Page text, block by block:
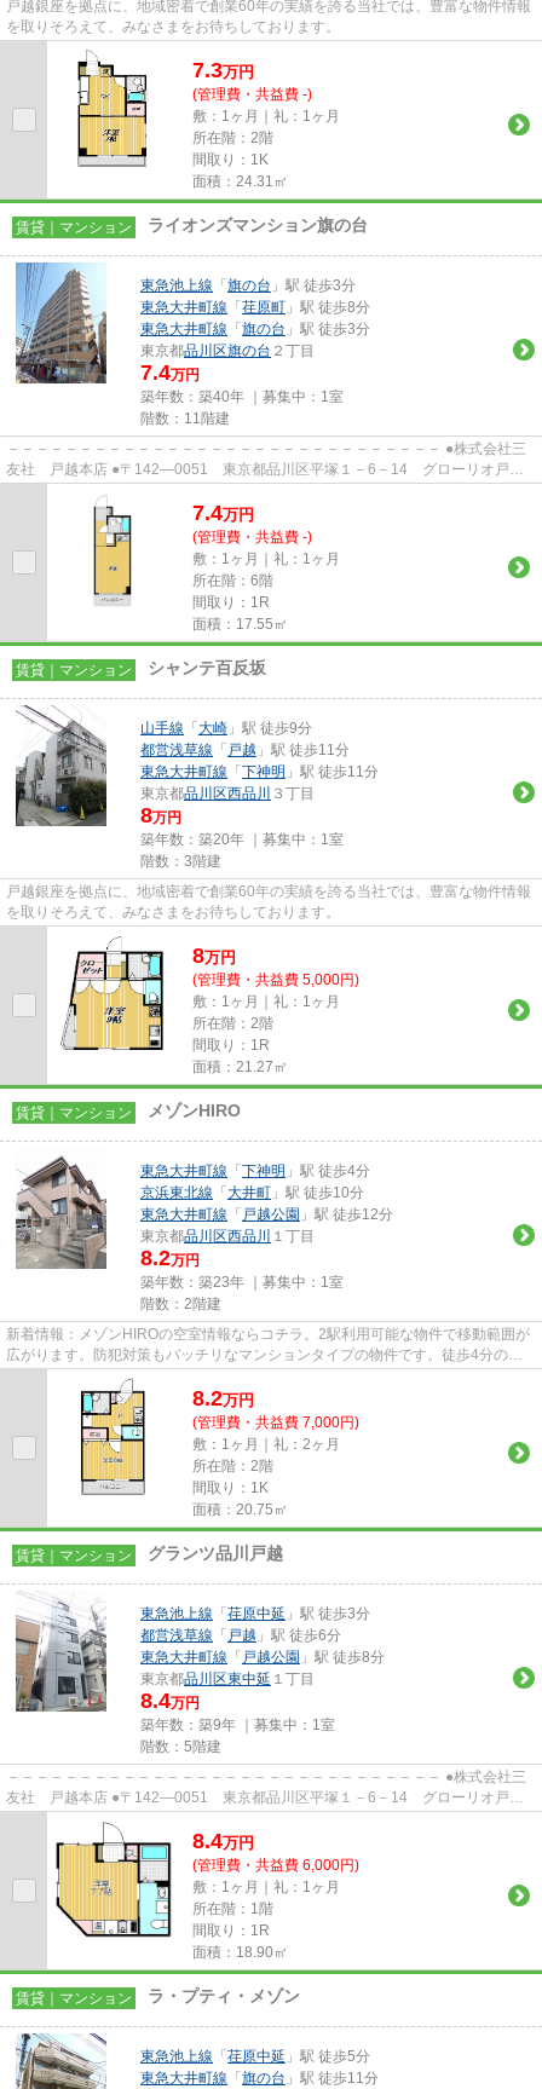
戸越銀座を拠点に、地域密着で創業60年の実績を誇る当社では、豊富な物件情報
を取りそろえて、みなさまをお待ちしております。
7.3万円
(管理費・共益費 -)
敷：1ヶ月｜礼：1ヶ月
所在階：2階
間取り：1K
面積：24.31㎡
賃貸｜マンション ライオンズマンション旗の台
東急池上線 「 旗の台 」駅 徒歩3分
東急大井町線 「 荏原町 」駅 徒歩8分
東急大井町線 「 旗の台 」駅 徒歩3分
東京都品川区旗の台 ２丁目
7.4万円
築年数：築40年 ｜募集中： 1室
階数：11階建
－－－－－－－－－－－－－－－－－－－－－－－－－－－－－－ ●株式会社三
友社 戸越本店 ●〒142―0051 東京都品川区平塚１－6－14 グローリオ戸越
7.4万円
(管理費・共益費 -)
敷：1ヶ月｜礼：1ヶ月
所在階：6階
間取り：1R
面積：17.55㎡
賃貸｜マンション シャンテ百反坂
山手線 「 大崎 」駅 徒歩9分
都営浅草線 「 戸越 」駅 徒歩11分
東急大井町線 「 下神明 」駅 徒歩11分
東京都品川区西品川 ３丁目
8万円
築年数：築20年 ｜募集中： 1室
階数：3階建
戸越銀座を拠点に、地域密着で創業60年の実績を誇る当社では、豊富な物件情報
を取りそろえて、みなさまをお待ちしております。
8万円
(管理費・共益費 5,000円)
敷：1ヶ月｜礼：1ヶ月
所在階：2階
間取り：1R
面積：21.27㎡
賃貸｜マンション メゾンHIRO
東急大井町線 「 下神明 」駅 徒歩4分
京浜東北線 「 大井町 」駅 徒歩10分
東急大井町線 「 戸越公園 」駅 徒歩12分
東京都品川区西品川 １丁目
8.2万円
築年数：築23年 ｜募集中： 1室
階数：2階建
新着情報：メゾンHIROの空室情報ならコチラ。2駅利用可能な物件で移動範囲が
広がります。防犯対策もバッチリなマンションタイプの物件です。徒歩4分の位
置に駅がある物件です。東急大...
8.2万円
(管理費・共益費 7,000円)
敷：1ヶ月｜礼：2ヶ月
所在階：2階
間取り：1K
面積：20.75㎡
賃貸｜マンション グランツ品川戸越
東急池上線 「 荏原中延 」駅 徒歩3分
都営浅草線 「 戸越 」駅 徒歩6分
東急大井町線 「 戸越公園 」駅 徒歩8分
東京都品川区東中延 １丁目
8.4万円
築年数：築9年 ｜募集中： 1室
階数：5階建
－－－－－－－－－－－－－－－－－－－－－－－－－－－－－－ ●株式会社三
友社 戸越本店 ●〒142―0051 東京都品川区平塚１－6－14 グローリオ戸越
銀座1階 ●TEL：03-3783-1218...
8.4万円
(管理費・共益費 6,000円)
敷：1ヶ月｜礼：1ヶ月
所在階：1階
間取り：1R
面積：18.90㎡
賃貸｜マンション ラ・プティ・メゾン
東急池上線 「 荏原中延 」駅 徒歩5分
東急大井町線 「 旗の台 」駅 徒歩11分